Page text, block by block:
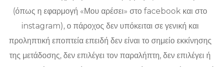
(όπως η εφαρμογή «Μου αρέσει» στο facebook και στο
instagram), ο πάροχος δεν υπόκειται σε γενική και
προληπτική εποπτεία επειδή δεν είναι το σημείο εκκίνησης
της μετάδοσης, δεν επιλέγει τον παραλήπτη, δεν επιλέγει ή